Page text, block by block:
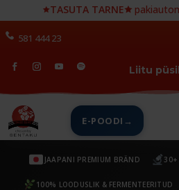
🟊TASUTA TARNE🟊
581 444 23
Liitu
E-POODI
JAAPANI PREMIUM BRÄND 30+
100% LOODUSLIK & FERMENTEERITUD